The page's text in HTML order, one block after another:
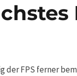
der FPS ferner